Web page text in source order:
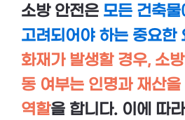
소방 안전은 모든 건축
고려되어야 하는 중요한
화재가 발생할 경우, 소
동 여부는 인명과 재산
역할을 합니다. 이에 따